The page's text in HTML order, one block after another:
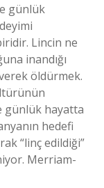
günlük
Lincin ne
inandığı
öldürmek.
günlük hayatta
hedefi
“linç edildiği”
Merriam-